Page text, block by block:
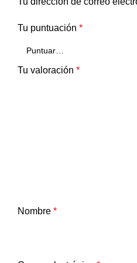
Tu puntuación *
Tu valoración *
Nombre *